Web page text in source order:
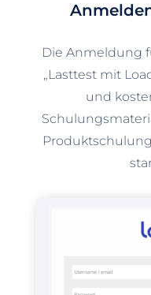
Die Anmeldung
„Lasttest mit
und